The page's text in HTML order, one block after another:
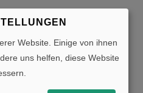
Website. Einige von ihnen
uns helfen, diese Website